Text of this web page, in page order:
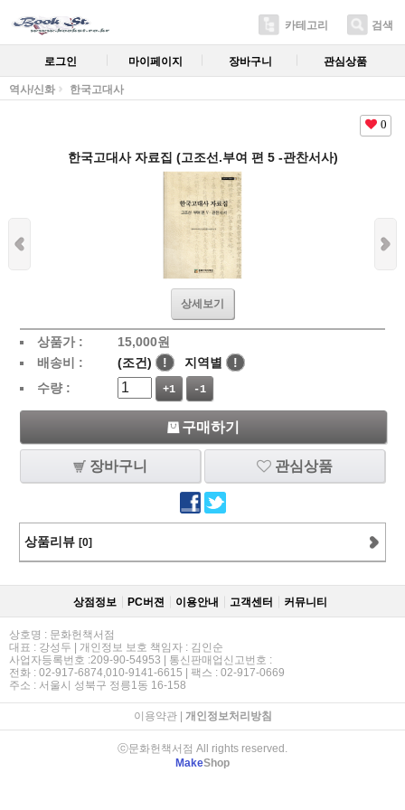
카테고리 검색
로그인 마이페이지 장바구니 관심상품
역사/신화 한국고대사
0
한국고대사 자료집 (고조선.부여 편 5 -관찬서사)
상세보기
상품가 : 15,000원
배송비 :
(조건) ! 지역별
!
수량 :
+1 -1
구매하기
장바구니 관심상품
상품리뷰 [0]
상점정보 PC버젼 이용안내 고객센터 커뮤니티
상호명 : 문화헌책서점
대표 : 강성두 | 개인정보 보호 책임자 : 김인순
사업자등록번호 :209-90-54953 | 통신판매업신고번호 :
전화 : 02-917-6874,010-9141-6615 | 팩스 : 02-917-0669
주소 : 서울시 성북구 정릉1동 16-158
이용약관| 개인정보처리방침
ⓒ문화헌책서점 All rights reserved.
MakeShop